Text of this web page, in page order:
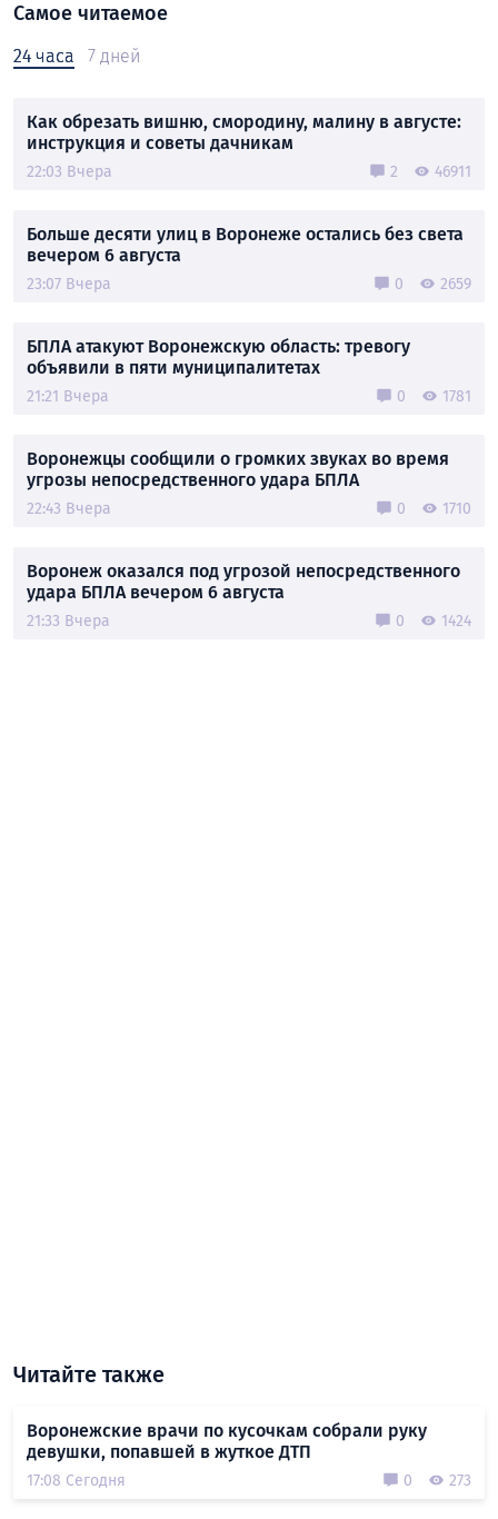
Самое читаемое
24 часа 7 дней
Как обрезать вишню, смородину, малину в августе:
инструкция и советы дачникам
22:03 Вчера 2 46911
Больше десяти улиц в Воронеже остались без света
вечером 6 августа
23:07 Вчера 0 2659
БПЛА атакуют Воронежскую область: тревогу
объявили в пяти муниципалитетах
21:21 Вчера 0 1781
Воронежцы сообщили о громких звуках во время
угрозы непосредственного удара БПЛА
22:43 Вчера 0 1710
Воронеж оказался под угрозой непосредственного
удара БПЛА вечером 6 августа
21:33 Вчера 0 1424
Читайте также
Воронежские врачи по кусочкам собрали руку
девушки, попавшей в жуткое ДТП
17:08 Сегодня 0 273